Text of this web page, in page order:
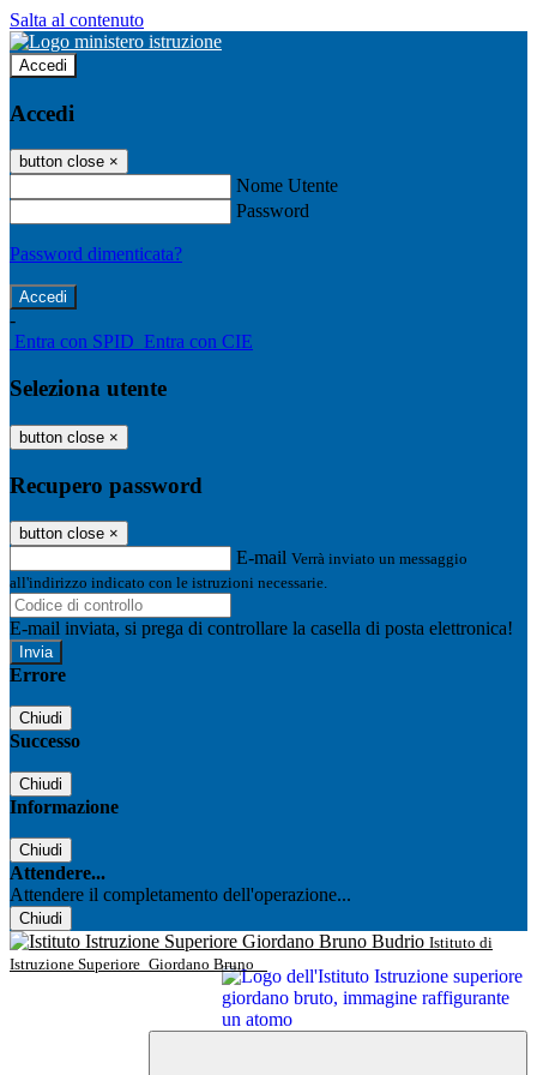
Salta al contenuto
Accedi
Accedi
button close ×
Nome Utente
Password
Password dimenticata?
-
Entra con SPID Entra con CIE
Seleziona utente
button close ×
Recupero password
button close ×
E-mail Verrà inviato un messaggio
all'indirizzo indicato con le istruzioni necessarie.
E-mail inviata, si prega di controllare la casella di posta elettronica!
Errore
Chiudi
Successo
Chiudi
Informazione
Chiudi
Attendere...
Attendere il completamento dell'operazione...
Chiudi
Istituto di
Istruzione Superiore Giordano Bruno